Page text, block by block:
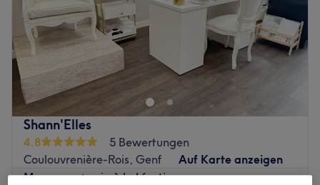
Shann'Elles
4.8
5 Bewertungen
Coulouvrenière-Rois, Genf
Auf Karte anzeigen
Manucure + soin à la kératine